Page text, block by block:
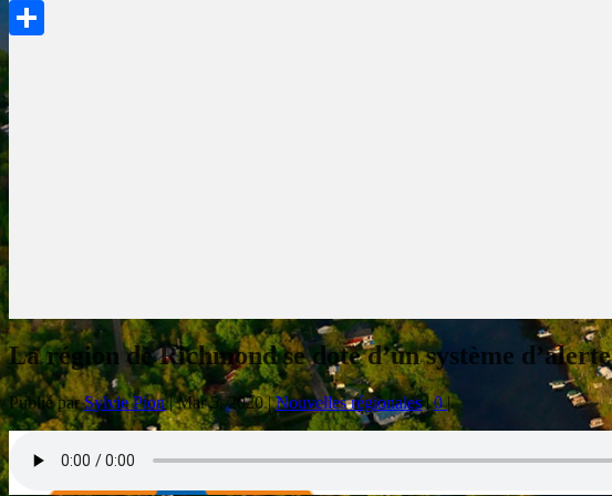
La région de Richmond se dote d’un système d’alerte
Publié parSylvie Pion|Mar 5, 2020|Nouvelles régionales|0|
PrintFriendly